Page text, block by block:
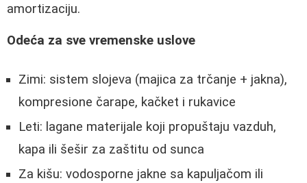
amortizaciju.
Odeća za sve vremenske uslove
Zimi: sistem slojeva (majica za trčanje + jakna),
kompresione čarape, kačket i rukavice
Leti: lagane materijale koji propuštaju vazduh,
kapa ili šešir za zaštitu od sunca
Za kišu: vodosporne jakne sa kapuljačom ili